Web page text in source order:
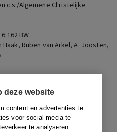
deze website
content en advertenties te
voor social media te
te analyseren.
c.s./Algemene Christelijke
6:162 BW
Haak, Ruben van Arkel, A. Joosten,